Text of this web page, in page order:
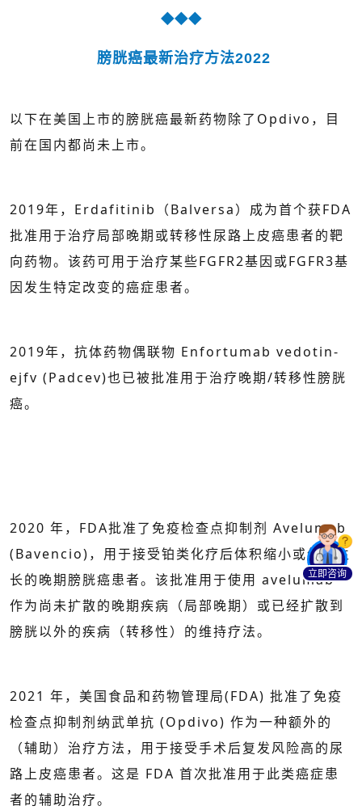
◆◆◆
膀胱癌最新治疗方法2022
以下在美国上市的膀胱癌最新药物除了Opdivo，目
前在国内都尚未上市。
2019年，Erdafitinib（Balversa）成为首个获FDA
批准用于治疗局部晚期或转移性尿路上皮癌患者的靶
向药物。该药可用于治疗某些FGFR2基因或FGFR3基
因发生特定改变的癌症患者。
2019年，抗体药物偶联物 Enfortumab vedotin-
ejfv (Padcev)也已被批准用于治疗晚期/转移性膀胱
癌。
2020 年，FDA批准了免疫检查点抑制剂 Avelumab
(Bavencio)，用于接受铂类化疗后体积缩小或停止生
长的晚期膀胱癌患者。该批准用于使用 avelumab
作为尚未扩散的晚期疾病（局部晚期）或已经扩散到
膀胱以外的疾病（转移性）的维持疗法。
2021 年，美国食品和药物管理局(FDA) 批准了免疫
检查点抑制剂纳武单抗 (Opdivo) 作为一种额外的
（辅助）治疗方法，用于接受手术后复发风险高的尿
路上皮癌患者。这是 FDA 首次批准用于此类癌症患
者的辅助治疗。
立即咨询